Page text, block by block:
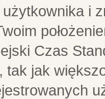
i
Czas
tak jak